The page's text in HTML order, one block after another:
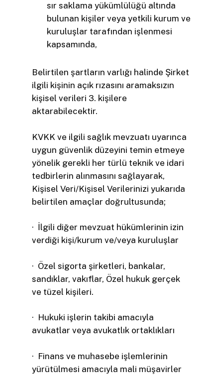
sır saklama yükümlülüğü altında
bulunan kişiler veya yetkili kurum ve
kuruluşlar tarafından işlenmesi
kapsamında,
Belirtilen şartların varlığı halinde Şirket
ilgili kişinin açık rızasını aramaksızın
kişisel verileri 3. kişilere
aktarabilecektir.
KVKK ve ilgili sağlık mevzuatı uyarınca
uygun güvenlik düzeyini temin etmeye
yönelik gerekli her türlü teknik ve idari
tedbirlerin alınmasını sağlayarak,
Kişisel Veri/Kişisel Verilerinizi yukarıda
belirtilen amaçlar doğrultusunda;
· İlgili diğer mevzuat hükümlerinin izin
verdiği kişi/kurum ve/veya kuruluşlar
· Özel sigorta şirketleri, bankalar,
sandıklar, vakıflar, Özel hukuk gerçek
ve tüzel kişileri.
· Hukuki işlerin takibi amacıyla
avukatlar veya avukatlık ortaklıkları
· Finans ve muhasebe işlemlerinin
yürütülmesi amacıyla mali müşavirler